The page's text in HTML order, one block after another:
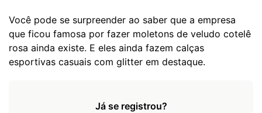
Você pode se surpreender ao saber que a empresa
que ficou famosa por fazer moletons de veludo cotelê
rosa ainda existe. E eles ainda fazem calças
esportivas casuais com glitter em destaque.
Já se registrou?